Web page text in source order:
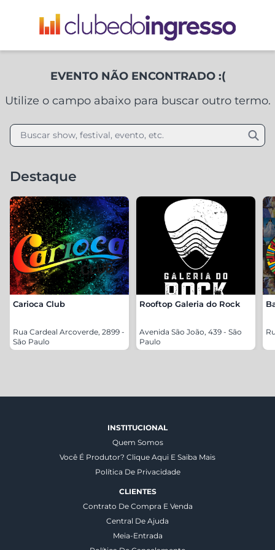
EVENTO NÃO ENCONTRADO :(
Utilize o campo abaixo para buscar outro termo.
Buscar show, festival, evento, etc.
Destaque
Carioca Club
Rua Cardeal Arcoverde, 2899 -
São Paulo
Rooftop Galeria do Rock
Avenida São João, 439 - São
Paulo
INSTITUCIONAL
Quem Somos
Você É Produtor? Clique Aqui E Saiba Mais
Política De Privacidade
CLIENTES
Contrato De Compra E Venda
Central De Ajuda
Meia-Entrada